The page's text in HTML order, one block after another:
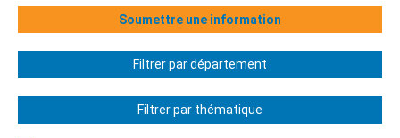
Soumettre une information
Filtrer par département
Filtrer par thématique